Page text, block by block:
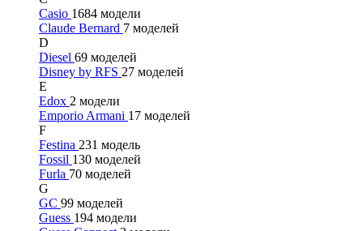
Casio 1684 модели
Claude Bernard 7 моделей
D
Diesel 69 моделей
Disney by RFS 27 моделей
E
Edox 2 модели
Emporio Armani 17 моделей
F
Festina 231 модель
Fossil 130 моделей
Furla 70 моделей
G
GC 99 моделей
Guess 194 модели